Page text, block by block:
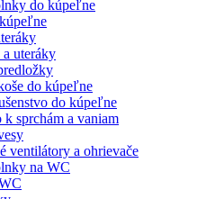
do kúpeľne
uteráky
do kúpeľne
do kúpeľne
k sprchám a vaniam
ventilátory a ohrievače
na WC